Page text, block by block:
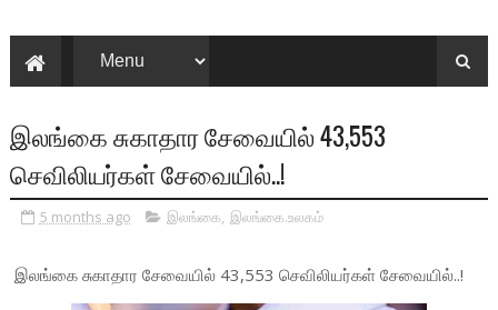
இலங்கை சுகாதார சேவையில் 43,553
செவிலியர்கள் சேவையில்..!
5 months ago இலங்கை, இலங்கை.உலகம்
இலங்கை சுகாதார சேவையில் 43,553 செவிலியர்கள் சேவையில்..!